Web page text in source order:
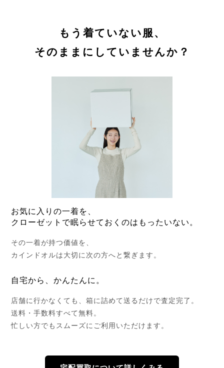
もう着ていない服、
そのままにしていませんか？
お気に入りの一着を、
クローゼットで眠らせておくのはもったいない。
その一着が持つ価値を、
カインドオルは大切に次の方へと繋ぎます。
自宅から、かんたんに。
店舗に行かなくても、箱に詰めて送るだけで査定完了。
送料・手数料すべて無料。
忙しい方でもスムーズにご利用いただけます。